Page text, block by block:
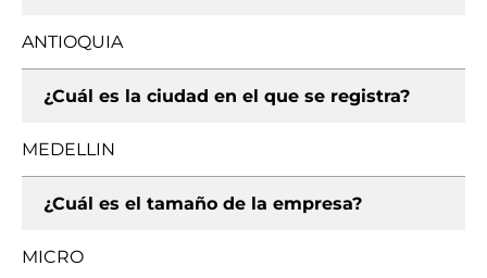
ANTIOQUIA
¿Cuál es la ciudad en el que se registra?
MEDELLIN
¿Cuál es el tamaño de la empresa?
MICRO